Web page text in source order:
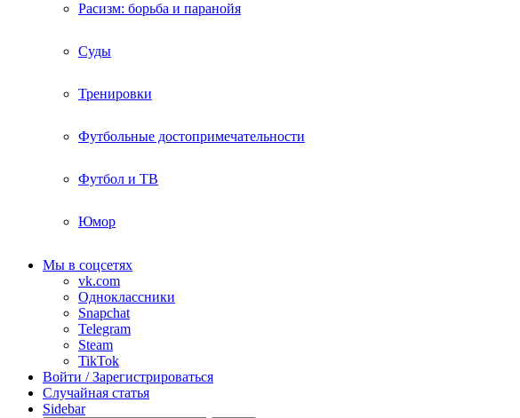
Расизм: борьба и паранойя
Суды
Тренировки
Футбольные достопримечательности
Футбол и ТВ
Юмор
Мы в соцсетях
vk.com
Одноклассники
Snapchat
Telegram
Steam
TikTok
Войти / Зарегистрироваться
Случайная статья
Sidebar